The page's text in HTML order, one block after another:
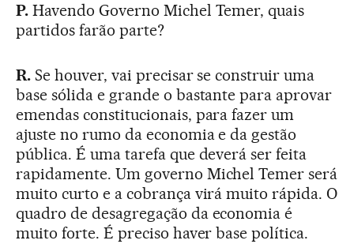
P.Havendo Governo Michel Temer, quais
partidos farão parte?
R. Se houver, vai precisar se construir uma
base sólida e grande o bastante para aprovar
emendas constitucionais, para fazer um
ajuste no rumo da economia e da gestão
pública. É uma tarefa que deverá ser feita
rapidamente. Um governo Michel Temer será
muito curto e a cobrança virá muito rápida. O
quadro de desagregação da economia é
muito forte. É preciso haver base política.